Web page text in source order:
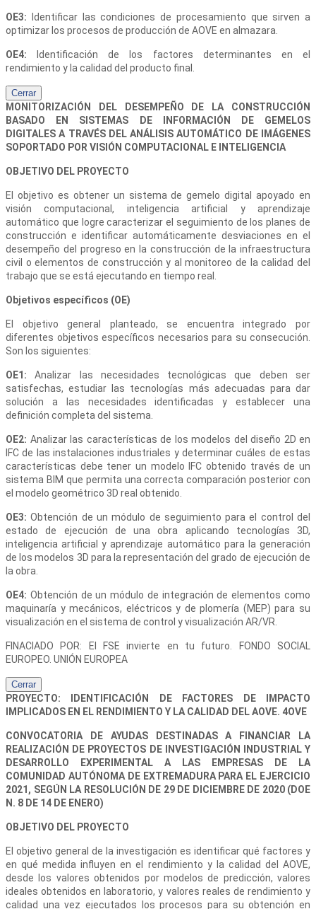
OE3:
Identificar las condiciones de procesamiento que sirven a
optimizar los procesos de producción de AOVE en almazara.
OE4:
Identificación de los factores determinantes en el
rendimiento y la calidad del producto final.
Cerrar
MONITORIZACIÓN DEL DESEMPEÑO DE LA CONSTRUCCIÓN
BASADO EN SISTEMAS DE INFORMACIÓN DE GEMELOS
DIGITALES A TRAVÉS DEL ANÁLISIS AUTOMÁTICO DE IMÁGENES
SOPORTADO POR VISIÓN COMPUTACIONAL E INTELIGENCIA
OBJETIVO DEL PROYECTO
El objetivo es obtener un sistema de gemelo digital apoyado en
visión computacional, inteligencia artificial y aprendizaje
automático que logre caracterizar el seguimiento de los planes de
construcción e identificar automáticamente desviaciones en el
desempeño del progreso en la construcción de la infraestructura
civil o elementos de construcción y al monitoreo de la calidad del
trabajo que se está ejecutando en tiempo real.
Objetivos específicos (OE)
El objetivo general planteado, se encuentra integrado por
diferentes objetivos específicos necesarios para su consecución.
Son los siguientes:
OE1: Analizar las necesidades tecnológicas que deben ser
satisfechas, estudiar las tecnologías más adecuadas para dar
solución a las necesidades identificadas y establecer una
definición completa del sistema.
OE2: Analizar las características de los modelos del diseño 2D en
IFC de las instalaciones industriales y determinar cuáles de estas
características debe tener un modelo IFC obtenido través de un
sistema BIM que permita una correcta comparación posterior con
el modelo geométrico 3D real obtenido.
OE3: Obtención de un módulo de seguimiento para el control del
estado de ejecución de una obra aplicando tecnologías 3D,
inteligencia artificial y aprendizaje automático para la generación
de los modelos 3D para la representación del grado de ejecución de
la obra.
OE4: Obtención de un módulo de integración de elementos como
maquinaría y mecánicos, eléctricos y de plomería (MEP) para su
visualización en el sistema de control y visualización AR/VR.
FINACIADO POR: El FSE invierte en tu futuro. FONDO SOCIAL
EUROPEO. UNIÓN EUROPEA
Cerrar
PROYECTO: IDENTIFICACIÓN DE FACTORES DE IMPACTO
IMPLICADOS EN EL RENDIMIENTO Y LA CALIDAD DEL AOVE. 4OVE
CONVOCATORIA DE AYUDAS DESTINADAS A FINANCIAR LA
REALIZACIÓN DE PROYECTOS DE INVESTIGACIÓN INDUSTRIAL Y
DESARROLLO EXPERIMENTAL A LAS EMPRESAS DE LA
COMUNIDAD AUTÓNOMA DE EXTREMADURA PARA EL EJERCICIO
2021, SEGÚN LA RESOLUCIÓN DE 29 DE DICIEMBRE DE 2020 (DOE
N. 8 DE 14 DE ENERO)
OBJETIVO DEL PROYECTO
El objetivo general de la investigación es identificar qué factores y
en qué medida influyen en el rendimiento y la calidad del AOVE,
desde los valores obtenidos por modelos de predicción, valores
ideales obtenidos en laboratorio, y valores reales de rendimiento y
calidad una vez ejecutados los procesos para su obtención en